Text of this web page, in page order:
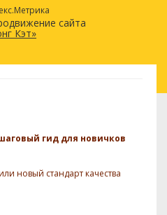
сайта
Кэт»
гид для новичков
новый стандарт качества